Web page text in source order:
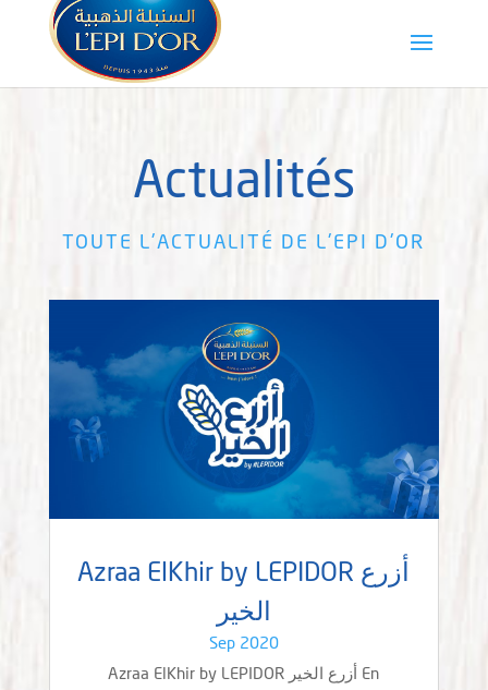
Actualités
TOUTE L'ACTUALITÉ DE L'EPI D'OR
Azraa ElKhir by LEPIDOR أزرع
الخير
Sep 2020
Azraa ElKhir by LEPIDOR أزرع الخير En